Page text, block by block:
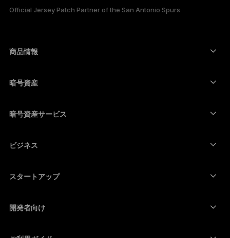
Official Jersey Patch Partner of the San Antonio Spurs
商品情報
コールド ウォレット
Ledger Stax
Ledger Nano Classics
セット商品
全ての商品
暗号資産
Ethereumウォレット
Cardanoウォレット
Moneroウォレット
暗号資産一覧を見る
暗号資産サービス
暗号資産を購入
暗号資産をスワップ
ビジネス
スタートアップ
開発者向け